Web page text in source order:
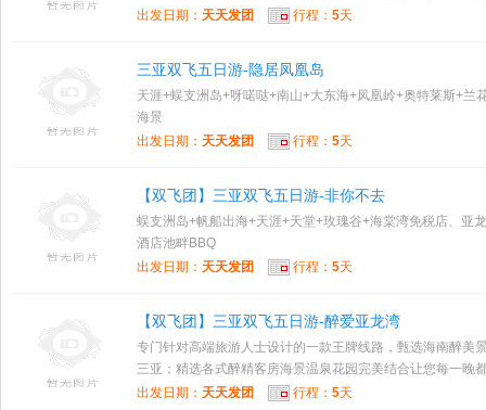
出发日期： 天天发团 行程： 5天
三亚双飞五日游-隐居凤凰岛
天涯+蜈支洲岛+呀喏哒+南山+大东海+凤凰岭+奥特莱斯+
海景
出发日期： 天天发团 行程： 5天
【双飞团】三亚双飞五日游-非你不去
蜈支洲岛+帆船出海+天涯+天堂+玫瑰谷+海棠湾免税店、亚
酒店池畔BBQ
出发日期： 天天发团 行程： 5天
【双飞团】三亚双飞五日游-醉爱亚龙湾
专门针对高端旅游人士设计的一款王牌线路，甄选海南醉美
三亚；精选各式醉精客房海景温泉花园完美结合让您每一晚
出发日期： 天天发团 行程： 5天